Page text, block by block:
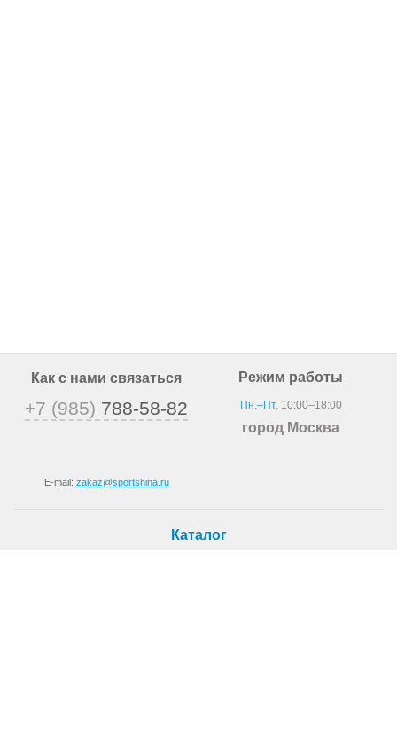
Как с нами связаться
+7 (985) 788-58-82
E-mail: zakaz@sportshina.ru
Режим работы
Пн.–Пт.10:00–18:00
город Москва
Каталог